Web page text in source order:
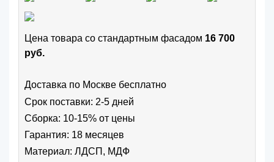
Цена товара cо стандартным фасадом 16 700
руб.
Доставка по Москве бесплатно
Срок поставки: 2-5 дней
Сборка: 10-15% от цены
Гарантия: 18 месяцев
Материал: ЛДСП, МДФ